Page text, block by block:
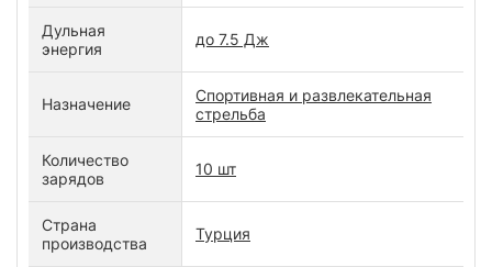
Дульная
энергия
до 7.5 Дж
Назначение
Спортивная и развлекательная
стрельба
Количество
зарядов
10 шт
Страна
производства
Турция